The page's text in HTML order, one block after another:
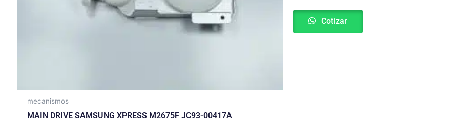
mecanismos
MAIN DRIVE SAMSUNG XPRESS M2675F JC93-00417A
Cotizar